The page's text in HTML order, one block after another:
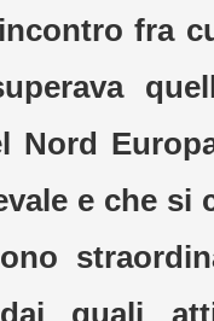
fra
Nord
e che si
quali